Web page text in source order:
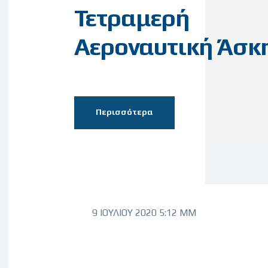
Τετραμερή
Αεροναυτική
Περισσότερα
9 ΙΟΥΛΊΟΥ 2020 5:12 ΜΜ